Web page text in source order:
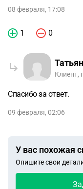
08 февраля, 17:08
1 0
Клиент,
Спасибо за ответ.
09 февраля, 02:06
У вас похожая
Опишите свои